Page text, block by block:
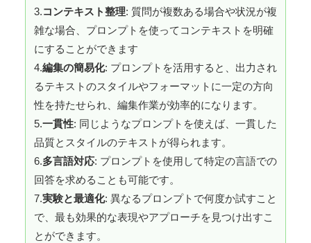
3.コンテキスト整理: 質問が複数ある場合や状況が複
雑な場合、プロンプトを使ってコンテキストを明確
にすることができます
4.編集の簡易化: プロンプトを活用すると、出力され
るテキストのスタイルやフォーマットに一定の方向
性を持たせられ、編集作業が効率的になります。
5.一貫性: 同じようなプロンプトを使えば、一貫した
品質とスタイルのテキストが得られます。
6.多言語対応: プロンプトを使用して特定の言語での
回答を求めることも可能です。
7.実験と最適化: 異なるプロンプトで何度か試すこと
で、最も効果的な表現やアプローチを見つけ出すこ
とができます。